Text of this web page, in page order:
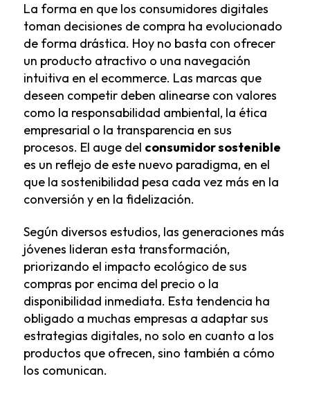
La forma en que los consumidores digitales
toman decisiones de compra ha evolucionado
de forma drástica. Hoy no basta con ofrecer
un producto atractivo o una navegación
intuitiva en el ecommerce. Las marcas que
deseen competir deben alinearse con valores
como la responsabilidad ambiental, la ética
empresarial o la transparencia en sus
procesos. El auge del consumidor sostenible
es un reflejo de este nuevo paradigma, en el
que la sostenibilidad pesa cada vez más en la
conversión y en la fidelización.
Según diversos estudios, las generaciones más
jóvenes lideran esta transformación,
priorizando el impacto ecológico de sus
compras por encima del precio o la
disponibilidad inmediata. Esta tendencia ha
obligado a muchas empresas a adaptar sus
estrategias digitales, no solo en cuanto a los
productos que ofrecen, sino también a cómo
los comunican.